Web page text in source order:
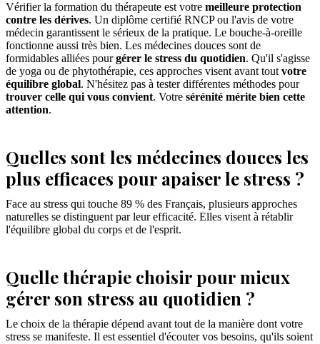
Vérifier la formation du thérapeute est votre meilleure protection
contre les dérives. Un diplôme certifié RNCP ou l'avis de votre
médecin garantissent le sérieux de la pratique. Le bouche-à-oreille
fonctionne aussi très bien. Les médecines douces sont de
formidables alliées pourgérer le stress du quotidien. Qu'il s'agisse
de yoga ou de phytothérapie, ces approches visent avant tout votre
équilibre global. N'hésitez pas à tester différentes méthodes pour
trouver celle qui vous convient. Votre sérénité mérite bien cette
attention.
Quelles sont les médecines douces les
plus efficaces pour apaiser le stress ?
Face au stress qui touche 89 % des Français, plusieurs approches
naturelles se distinguent par leur efficacité. Elles visent à rétablir
l'équilibre global du corps et de l'esprit.
Quelle thérapie choisir pour mieux
gérer son stress au quotidien ?
Le choix de la thérapie dépend avant tout de la manière dont votre
stress se manifeste. Il est essentiel d'écouter vos besoins, qu'ils soient